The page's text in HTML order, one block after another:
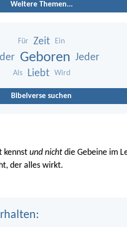
Weitere Themen...
Für Zeit Ein
Geboren Jeder
Als Liebt Wird
Bibelverse suchen
kennst und nicht die Gebeine im
der alles wirkt.